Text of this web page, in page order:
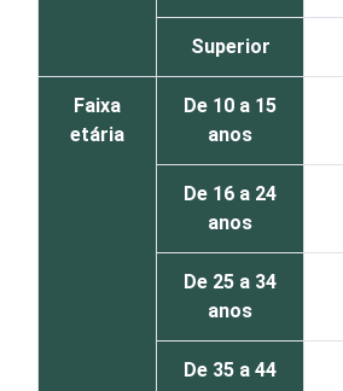
Superior
Faixa
etária
De 10 a 15
anos
De 16 a 24
anos
De 25 a 34
anos
De 35 a 44